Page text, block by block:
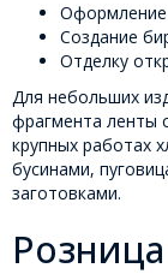
Оформление
Создание
Отделку
Для небольших
фрагмента ленты
крупных работах
бусинами,
заготовками.